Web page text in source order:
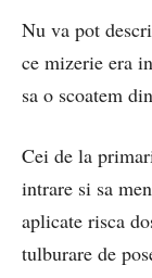
Nu va pot
ce mizerie era
sa o scoatem
Cei de la
intrare si sa
aplicate risca
tulburare de